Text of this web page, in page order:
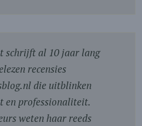
schrijft al 10 jaar lang
recensies
die uitblinken
professionaliteit.
weten haar reeds